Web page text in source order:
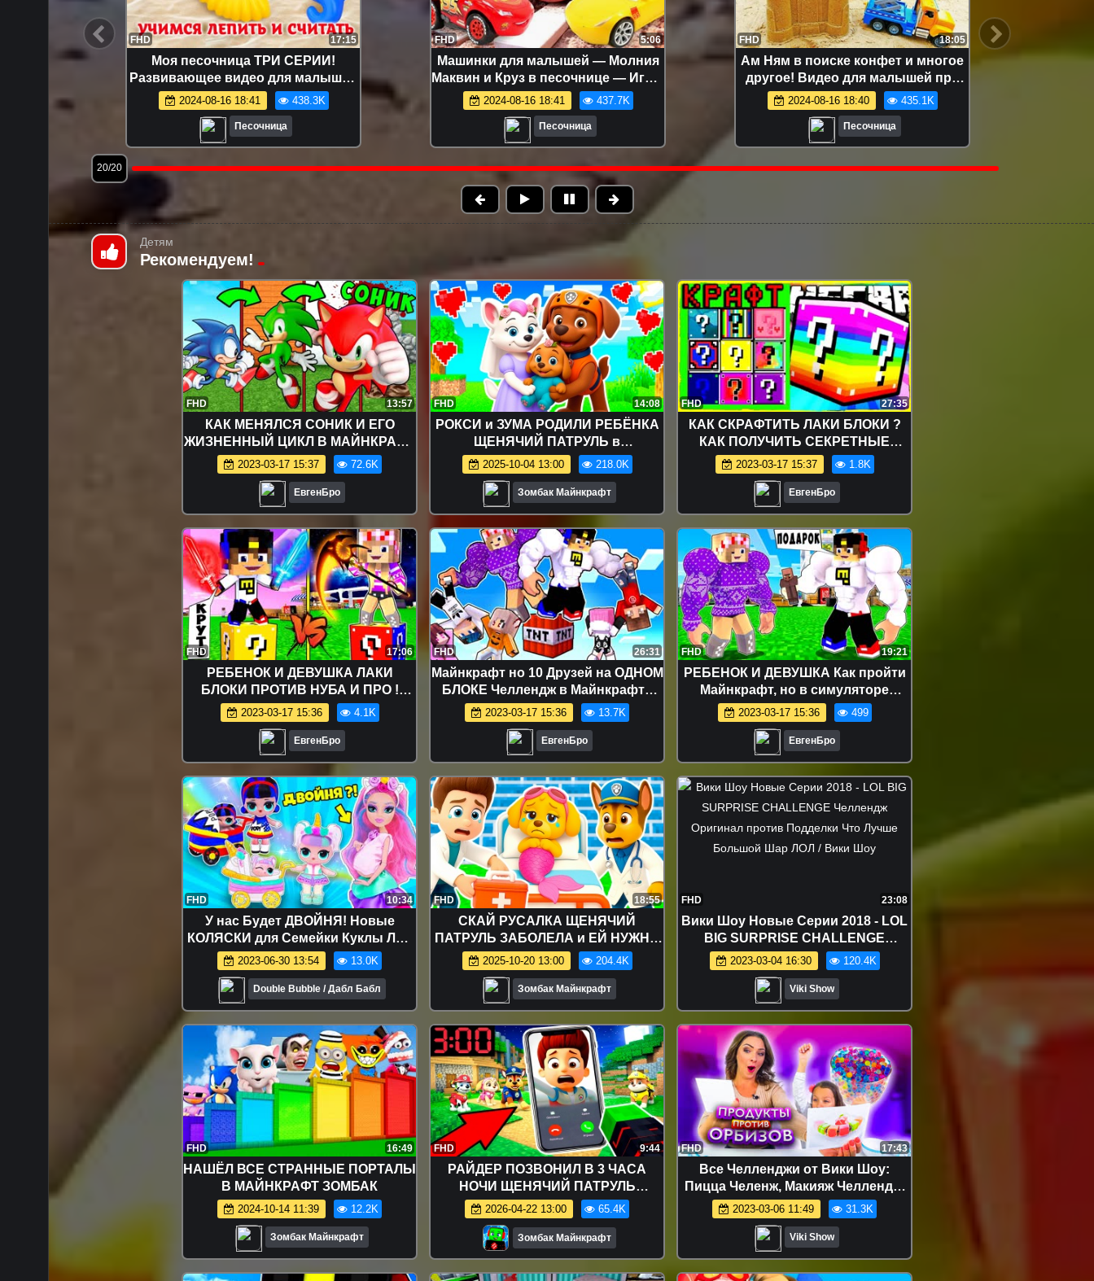
FHD 17:15
Моя песочница ТРИ СЕРИИ!
Развивающее видео для малышей
про игрушки и игры с песком.
Лепим куличики!
2024-08-16 18:41 438.3K
Песочница
FHD 5:06
Машинки для малышей — Молния
Маквин и Круз в песочнице — Игры
для самых маленьких
2024-08-16 18:41 437.7K
Песочница
FHD 18:05
Ам Ням в поиске конфет и многое
другое! Видео для малышей про
игрушки
2024-08-16 18:40 435.1K
Песочница
Ам
20/20
Детям
Рекомендуем!
FHD 13:57
КАК МЕНЯЛСЯ СОНИК И ЕГО
ЖИЗНЕННЫЙ ЦИКЛ В МАЙНКРАФТ
~ ЭВОЛЮЦИЯ СОНИКА В
MINECRAFT SONIC
2023-03-17 15:37 72.6K
ЕвгенБро
FHD 14:08
РОКСИ и ЗУМА РОДИЛИ РЕБЁНКА
ЩЕНЯЧИЙ ПАТРУЛЬ в
МАЙНКРАФТ PAW PATROL
МУЛЬТИК
2025-10-04 13:00 218.0K
Зомбак Майнкрафт
FHD 27:35
КАК СКРАФТИТЬ ЛАКИ БЛОКИ ?
КАК ПОЛУЧИТЬ СЕКРЕТНЫЕ
ПРЕДМЕТЫ В MINECRAFT Защита
нуба
2023-03-17 15:37 1.8K
ЕвгенБро
FHD 17:06
РЕБЕНОК И ДЕВУШКА ЛАКИ
БЛОКИ ПРОТИВ НУБА И ПРО !
МАЙНКРАФТ ВЫЖИВАНИЕ
БОМЖА ВИДЕО ТРОЛЛИНГ
MINECRAFT
2023-03-17 15:36 4.1K
ЕвгенБро
FHD 26:31
Майнкрафт но 10 Друзей на ОДНОМ
БЛОКЕ Челлендж в Майнкрафте
Троллинг Ловушка Minecraft
ЕвгенБро
2023-03-17 15:36 13.7K
ЕвгенБро
FHD 19:21
РЕБЕНОК И ДЕВУШКА Как пройти
Майнкрафт, но в симуляторе
реальной жизни ! НУБ И ПРО
ВИДЕО MINECRAFT
2023-03-17 15:36 499
ЕвгенБро
FHD 10:34
У нас Будет ДВОЙНЯ! Новые
КОЛЯСКИ для Семейки Куклы Лол
Сюрприз! Мультик LOL Families
Surprise
2023-06-30 13:54 13.0K
Double Bubble / Дабл Бабл
FHD 18:55
СКАЙ РУСАЛКА ЩЕНЯЧИЙ
ПАТРУЛЬ ЗАБОЛЕЛА и ЕЙ НУЖНА
ОПЕРАЦИЯ РАЙДЕР ВРАЧ в
МАЙНКРАФТ
2025-10-20 13:00 204.4K
Зомбак Майнкрафт
FHD 23:08
Вики Шоу Новые Серии 2018 - LOL
BIG SURPRISE CHALLENGE
Челлендж Оригинал против
Подделки Что Лучше Большой Шар
ЛОЛ / Вики Шоу
2023-03-04 16:30 120.4K
Viki Show
FHD 16:49
НАШЁЛ ВСЕ СТРАННЫЕ ПОРТАЛЫ
В МАЙНКРАФТ ЗОМБАК
2024-10-14 11:39 12.2K
Зомбак Майнкрафт
FHD 9:44
РАЙДЕР ПОЗВОНИЛ В 3 ЧАСА
НОЧИ ЩЕНЯЧИЙ ПАТРУЛЬ
МАЙНКРАФТ
2026-04-22 13:00 65.4K
Зомбак Майнкрафт
FHD 17:43
Все Челленджи от Вики Шоу:
Пицца Челенж, Макияж Челлендж,
Смузи Челлендж, Блинный
Челлендж и др. - Приколы с Едой
Продукты Против ОРБИЗОВ
Челлендж Вика против Мамы
Challenge / Вики Шоу
2023-03-06 11:49 31.3K
Viki Show